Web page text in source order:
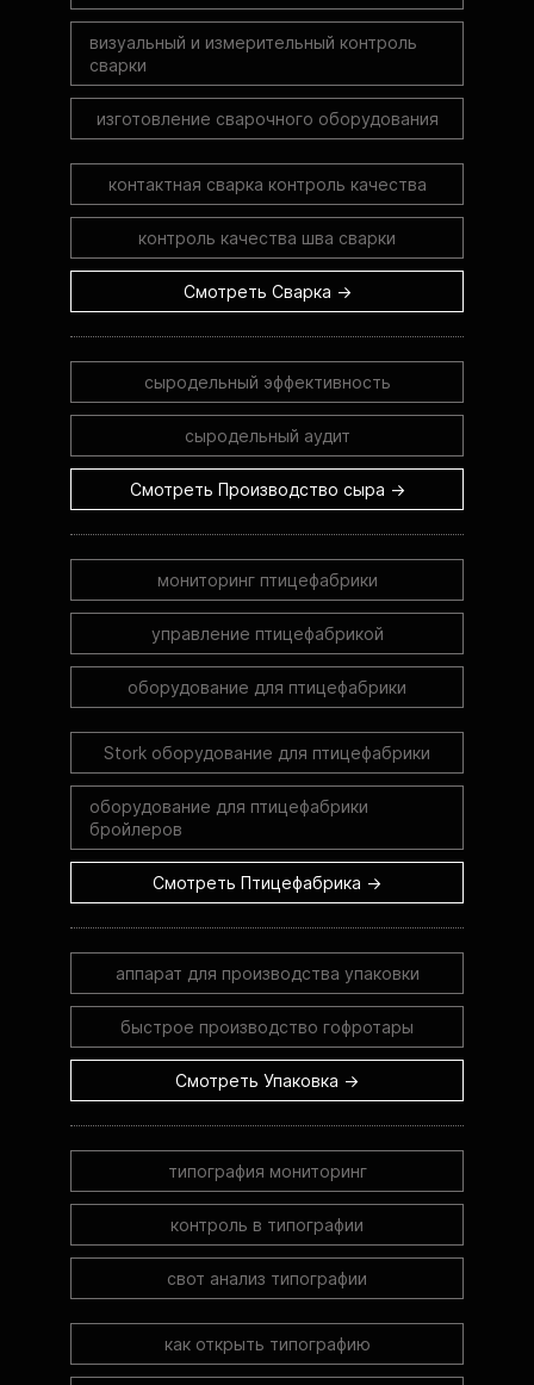
визуальный и измерительный контроль
сварки
изготовление сварочного оборудования
контактная сварка контроль качества
контроль качества шва сварки
Смотреть Сварка →
сыродельный эффективность
сыродельный аудит
Смотреть Производство сыра →
мониторинг птицефабрики
управление птицефабрикой
оборудование для птицефабрики
Stork оборудование для птицефабрики
оборудование для птицефабрики
бройлеров
Смотреть Птицефабрика →
аппарат для производства упаковки
быстрое производство гофротары
Смотреть Упаковка →
типография мониторинг
контроль в типографии
свот анализ типографии
как открыть типографию